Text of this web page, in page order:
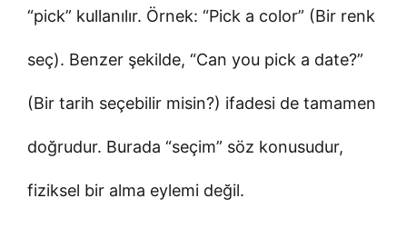
“pick” kullanılır. Örnek: “Pick a color” (Bir renk
seç). Benzer şekilde, “Can you pick a date?”
(Bir tarih seçebilir misin?) ifadesi de tamamen
doğrudur. Burada “seçim” söz konusudur,
fiziksel bir alma eylemi değil.